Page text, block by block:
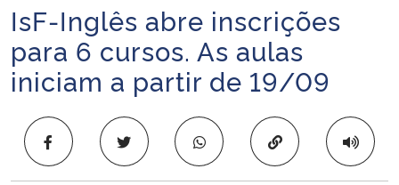
Ministério da Infraestrutura
Ministério da Agricultura, Pecuária e Abastecimento
Ministério da Cidadania
Início do conteúdo
IsF-Inglês abre inscrições
para 6 cursos. As aulas
iniciam a partir de 19/09
Copiar para área